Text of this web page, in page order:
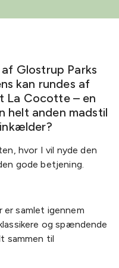
Glostrup Parks
kan rundes af
La Cocotte – en
helt anden madstil
hvor I vil nyde den
gode betjening.
samlet igennem
og spændende
sammen til